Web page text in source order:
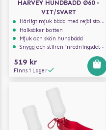
HARVEY HUNDBÄDD Ø60 -
VIT/SVART
Härligt mjuk bädd med rejäl stoppning som håller formen
Halksäker botten
Mjuk och skön hundbädd
Snygg och stilren inredningsdetalj
519 kr
Finns i Lager